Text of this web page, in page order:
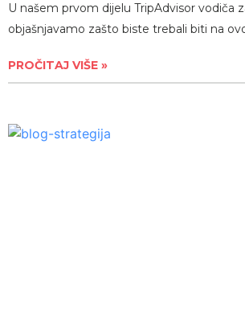
U našem prvom dijelu TripAdvisor vodiča
objašnjavamo zašto biste trebali biti na
PROČITAJ VIŠE »